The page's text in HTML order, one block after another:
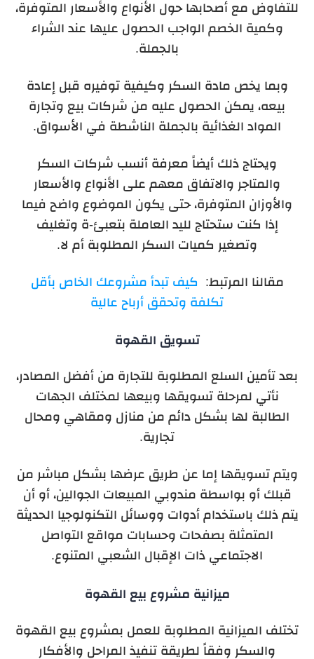
للتفاوض مع أصحابها حول الأنواع والأسعار المتوفرة،
وكمية الخصم الواجب الحصول عليها عند الشراء
بالجملة.
وبما يخص مادة السكر وكيفية توفيره قبل إعادة
بيعه، يمكن الحصول عليه من شركات بيع وتجارة
المواد الغذائية بالجملة الناشطة في الأسواق.
ويحتاج ذلك أيضاً معرفة أنسب شركات السكر
والمتاجر والاتفاق معهم على الأنواع والأسعار
والأوزان المتوفرة، حتى يكون الموضوع واضح فيما
إذا كنت ستحتاج لليد العاملة بتعبئ-ة وتغليف
وتصغير كميات السكر المطلوبة أم لا.
مقالنا المرتبط:
كيف تبدأ مشروعك الخاص بأقل
تكلفة وتحقق أرباح عالية
تسويق القهوة
بعد تأمين السلع المطلوبة للتجارة من أفضل المصادر،
نأتي لمرحلة تسويقها وبيعها لمختلف الجهات
الطالبة لها بشكل دائم من منازل ومقاهي ومحال
تجارية.
ويتم تسويقها إما عن طريق عرضها بشكل مباشر من
قبلك أو بواسطة مندوبي المبيعات الجوالين، أو أن
يتم ذلك باستخدام أدوات ووسائل التكنولوجيا الحديثة
المتمثلة بصفحات وحسابات مواقع التواصل
الاجتماعي ذات الإقبال الشعبي المتنوع.
ميزانية مشروع بيع القهوة
تختلف الميزانية المطلوبة للعمل بمشروع بيع القهوة
والسكر وفقاً لطريقة تنفيذ المراحل والأفكار